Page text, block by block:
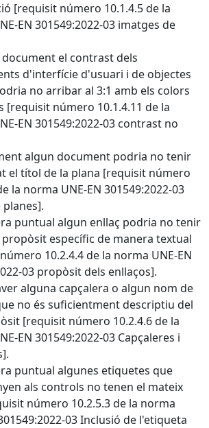
[requisit número 10.1.4.5 de la
EN 301549:2022-03 imatges de
document el contrast dels
d'interfície d'usuari i de objectes
no arribar al 3:1 amb els colors
[requisit número 10.1.4.11 de la
EN 301549:2022-03 contrast no
algun document podria no tenir
el títol de la plana [requisit número
la norma UNE-EN 301549:2022-03
puntual algun enllaç podria no tenir
específic de manera textual
10.2.4.4 de la norma UNE-EN
03 propòsit dels enllaços].
alguna capçalera o algun nom de
no és suficientment descriptiu del
[requisit número 10.2.4.6 de la
EN 301549:2022-03 Capçaleres i
puntual algunes etiquetes que
als controls no tenen el mateix
número 10.2.5.3 de la norma
03 Inclusió de l'etiqueta